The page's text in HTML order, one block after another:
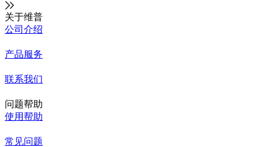
关于维普
公司介绍
产品服务
联系我们
问题帮助
使用帮助
常见问题